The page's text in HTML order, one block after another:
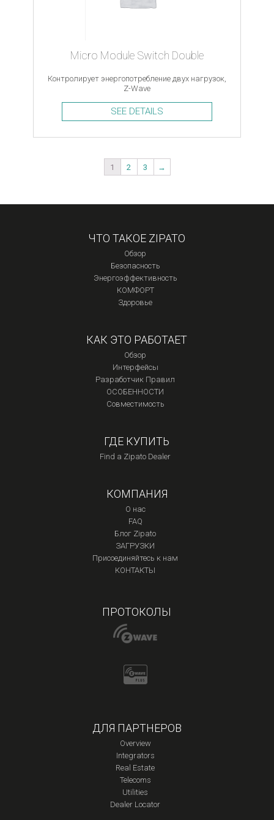
Micro Module Switch Double
Контролирует энергопотребление двух нагрузок,
Z-Wave
SEE DETAILS
1 2 3 →
ЧТО ТАКОЕ ZIPATO
Обзор
Безопасность
Энергоэффективность
КОМФОРТ
Здоровье
КАК ЭТО РАБОТАЕТ
Обзор
Интерфейсы
Разработчик Правил
ОСОБЕННОСТИ
Совместимость
ГДЕ КУПИТЬ
Find a Zipato Dealer
КОМПАНИЯ
О нас
FAQ
Блог Zipato
ЗАГРУЗКИ
Присоединяйтесь к нам
КОНТАКТЫ
ПРОТОКОЛЫ
ДЛЯ ПАРТНЕРОВ
Overview
Integrators
Real Estate
Telecoms
Utilities
Dealer Locator